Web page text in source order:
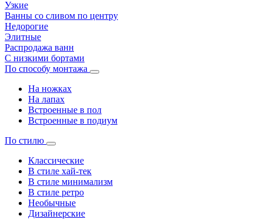
Узкие
Ванны со сливом по центру
Недорогие
Элитные
Распродажа ванн
С низкими бортами
По способу монтажа
На ножках
На лапах
Встроенные в пол
Встроенные в подиум
По стилю
Классические
В стиле хай-тек
В стиле минимализм
В стиле ретро
Необычные
Дизайнерские